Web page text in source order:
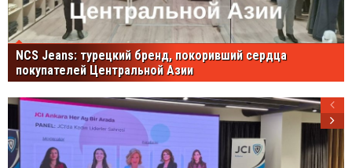
NCS Jeans: турецкий бренд, покоривший сердца
покупателей Центральной Азии